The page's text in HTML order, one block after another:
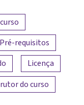
Pré-requisitos
Licença
do curso